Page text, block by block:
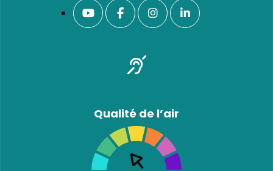
Qualité de l’air